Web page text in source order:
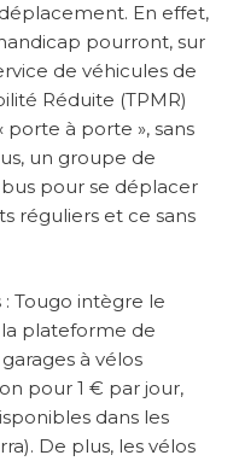
En effet,
pourront, sur
de véhicules de
Réduite (TPMR)
à porte », sans
un groupe de
pour se déplacer
réguliers et ce sans
: Tougo intègre le
plateforme de
garages à vélos
pour 1 € par jour,
dans les
De plus, les vélos